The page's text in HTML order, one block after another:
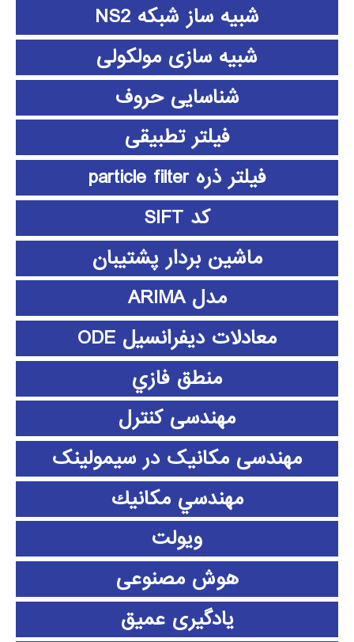
شبیه ساز شبکه NS2
شبیه سازی مولکولی
شناسایی حروف
فیلتر تطبیقی
فیلتر ذره particle filter
کد SIFT
ماشین بردار پشتیبان
مدل ARIMA
معادلات دیفرانسیل ODE
منطق فازي
مهندسی کنترل
مهندسی مکانیک در سیمولینک
مهندسي مكانيك
ویولت
هوش مصنوعی
یادگیری عمیق